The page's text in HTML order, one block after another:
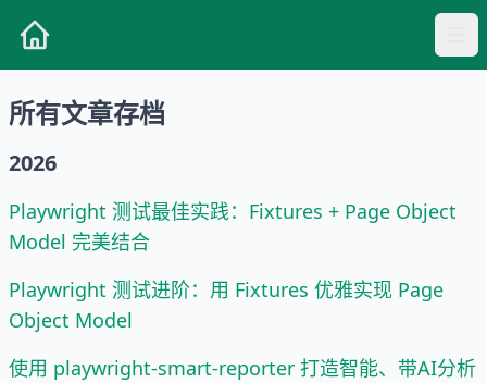
所有文章存档
2026
Playwright 测试最佳实践：Fixtures + Page Object
Model 完美结合
Playwright 测试进阶：用 Fixtures 优雅实现 Page
Object Model
使用 playwright-smart-reporter 打造智能、带AI分析